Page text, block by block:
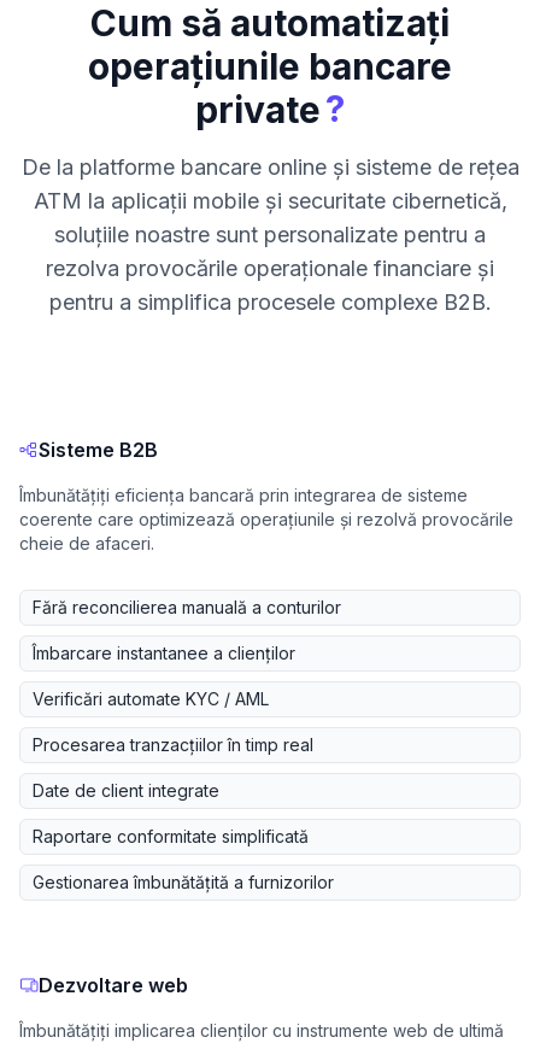
Cum să automatizați
operațiunile bancare
private?
De la platforme bancare online și sisteme de rețea
ATM la aplicații mobile și securitate cibernetică,
soluțiile noastre sunt personalizate pentru a
rezolva provocările operaționale financiare și
pentru a simplifica procesele complexe B2B.
Sisteme B2B
Îmbunătățiți eficiența bancară prin integrarea de sisteme
coerente care optimizează operațiunile și rezolvă provocările
cheie de afaceri.
Fără reconcilierea manuală a conturilor
Îmbarcare instantanee a clienților
Verificări automate KYC / AML
Procesarea tranzacțiilor în timp real
Date de client integrate
Raportare conformitate simplificată
Gestionarea îmbunătățită a furnizorilor
Dezvoltare web
Îmbunătățiți implicarea clienților cu instrumente web de ultimă